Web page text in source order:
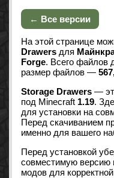
← Все версии
На этой странице
Drawers для
Forge. Всего файлов
размер файлов —
Storage Drawers —
под Minecraft 1.19.
для установки на
Перед скачиванием
именно для вашего
Перед установкой
совместимую версию
модов для